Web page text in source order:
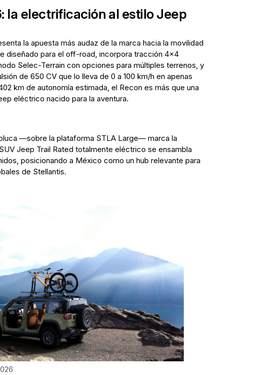
la electrificación al estilo Jeep
la apuesta más audaz de la marca hacia la movilidad
diseñado para el off-road, incorpora tracción 4x4
Selec-Terrain con opciones para múltiples terrenos, y
de 650 CV que lo lleva de 0 a 100 km/h en apenas
km de autonomía estimada, el Recon es más que una
eléctrico nacido para la aventura.
—sobre la plataforma STLA Large— marca la
Jeep Trail Rated totalmente eléctrico se ensambla
posicionando a México como un hub relevante para
de Stellantis.